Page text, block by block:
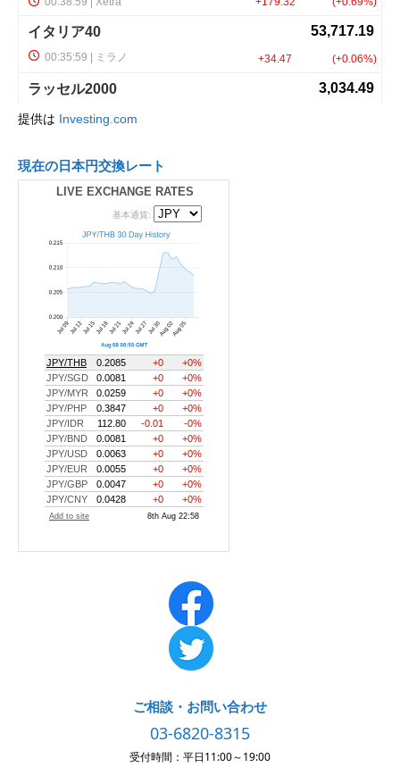
提供は Investing.com
現在の日本円交換レート
LIVE EXCHANGE RATES
ご相談・お問い合わせ
03-6820-8315
受付時間：平日11:00～19:00